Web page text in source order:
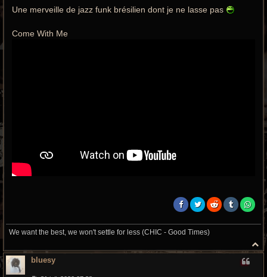
Une merveille de jazz funk brésilien dont je ne lasse pas
Come With Me
We want the best, we won't settle for less (CHIC - Good Times)
H
a
bluesy